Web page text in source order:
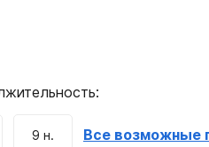
9 н. Все возможные